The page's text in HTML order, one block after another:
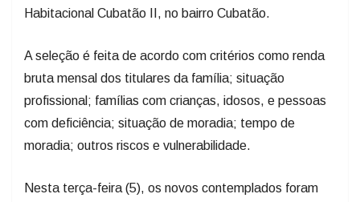
Habitacional Cubatão II, no bairro Cubatão.
A seleção é feita de acordo com critérios como renda
bruta mensal dos titulares da família; situação
profissional; famílias com crianças, idosos, e pessoas
com deficiência; situação de moradia; tempo de
moradia; outros riscos e vulnerabilidade.
Nesta terça-feira (5), os novos contemplados foram